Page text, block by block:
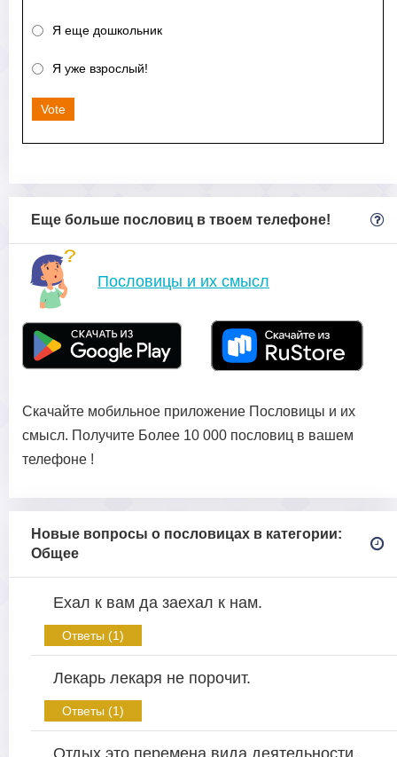
Я еще дошкольник
Я уже взрослый!
Vote
Еще больше пословиц в твоем телефоне!
Пословицы и их смысл
Скачайте мобильное приложение Пословицы и их
смысл. Получите Более 10 000 пословиц в вашем
телефоне !
Новые вопросы о пословицах в категории:
Общее
Ехал к вам да заехал к нам.
Ответы (1)
Лекарь лекаря не порочит.
Ответы (1)